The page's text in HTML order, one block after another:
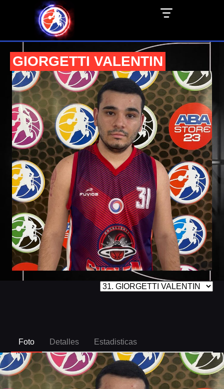
GIORGETTI VALENTIN
Foto Detalles Estadisticas